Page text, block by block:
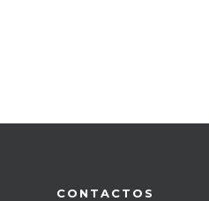
CONTACTOS